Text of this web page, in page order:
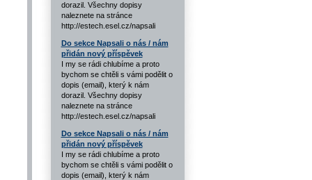
dorazil. Všechny dopisy
naleznete na stránce
http://estech.esel.cz/napsali
Do sekce Napsali o nás / nám
přidán nový příspěvek
I my se rádi chlubíme a proto
bychom se chtěli s vámi podělit o
dopis (email), který k nám
dorazil. Všechny dopisy
naleznete na stránce
http://estech.esel.cz/napsali
Do sekce Napsali o nás / nám
přidán nový příspěvek
I my se rádi chlubíme a proto
bychom se chtěli s vámi podělit o
dopis (email), který k nám